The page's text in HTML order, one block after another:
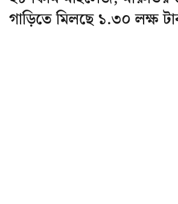
গাড়িতে মিলছে ১.৩০ লক্ষ